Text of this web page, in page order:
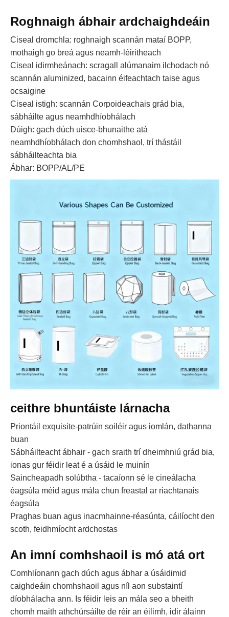
Roghnaigh ábhair ardchaighdeáin
Ciseal dromchla: roghnaigh scannán mataí BOPP,
mothaigh go breá agus neamh-léiritheach
Ciseal idirmheánach: scragall alúmanaim ilchodach nó
scannán aluminized, bacainn éifeachtach taise agus
ocsaigine
Ciseal istigh: scannán Corpoideachais grád bia,
sábháilte agus neamhdhíobhálach
Dúigh: gach dúch uisce-bhunaithe atá
neamhdhíobhálach don chomhshaol, trí thástáil
sábháilteachta bia
Ábhar: BOPP/AL/PE
ceithre bhuntáiste lárnacha
Priontáil exquisite-patrúin soiléir agus iomlán, dathanna
buan
Sábháilteacht ábhair - gach sraith trí dheimhniú grád bia,
ionas gur féidir leat é a úsáid le muinín
Saincheapadh solúbtha - tacaíonn sé le cineálacha
éagsúla méid agus mála chun freastal ar riachtanais
éagsúla
Praghas buan agus inacmhainne-réasúnta, cáilíocht den
scoth, feidhmíocht ardchostas
An imní comhshaoil ​​is mó atá ort
Comhlíonann gach dúch agus ábhar a úsáidimid
caighdeáin chomhshaoil agus níl aon substaintí
díobhálacha ann. Is féidir leis an mála seo a bheith
chomh maith athchúrsáilte de réir an éilimh, idir álainn